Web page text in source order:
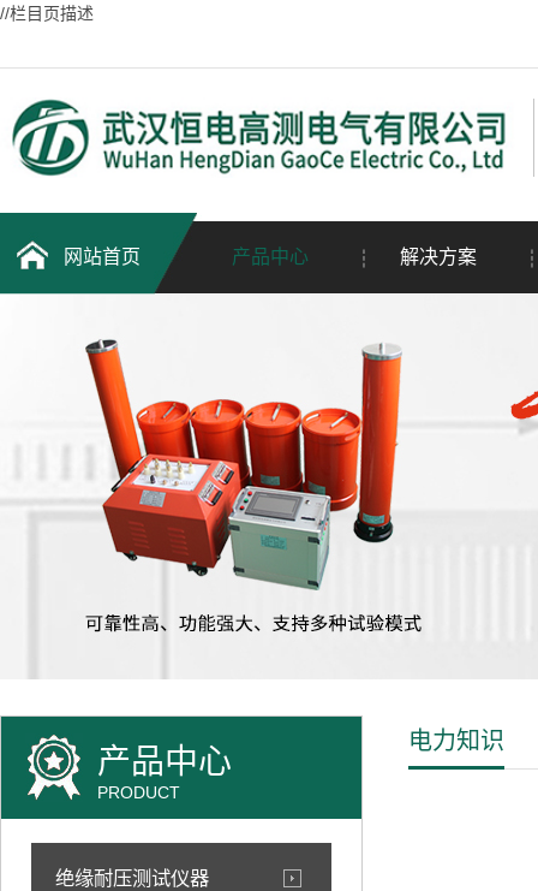
//栏目页描述
网站首页 产品中心 解决方案
产品中心
PRODUCT
绝缘耐压测试仪器
电力知识